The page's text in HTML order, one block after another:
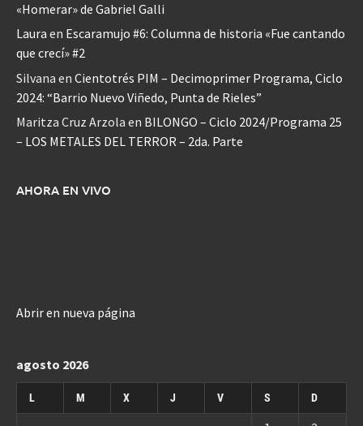
«Homerar» de Gabriel Galli
Laura en Escaramujo #6: Columna de historia «Fue cantando
que crecí» #2
Silvana en Cientotrés PIM – Decimoprimer Programa, Ciclo
2024: “Barrio Nuevo Viñedo, Punta de Rieles”
Maritza Cruz Arzola en BILONGO – Ciclo 2024/Programa 25
– LOS METALES DEL TERROR – 2da. Parte
AHORA EN VIVO
Abrir en nueva página
agosto 2026
L M X J V S D